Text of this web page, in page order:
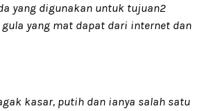
yang digunakan untuk tujuan2
yang mat dapat dari internet dan
kasar, putih dan ianya salah satu